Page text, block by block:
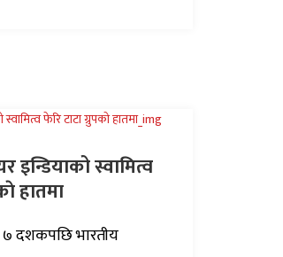
इन्डियाको स्वामित्व
हातमा
७ दशकपछि भारतीय